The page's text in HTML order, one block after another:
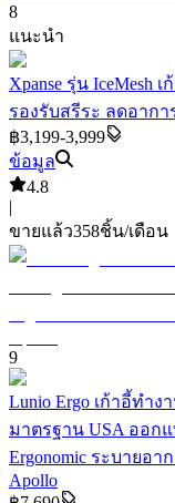
8
แนะนำ
Xpanse รุ่น IceMesh
รองรับสรีระ ลดอาก
฿3,199-3,999
ข้อมูล
4.8
|
ขายแล้ว358ชิ้น/เดือน
9
Lunio Ergo เก้าอี้ทำ
มาตรฐาน USA ออก
Ergonomic ระบายอา
Apollo